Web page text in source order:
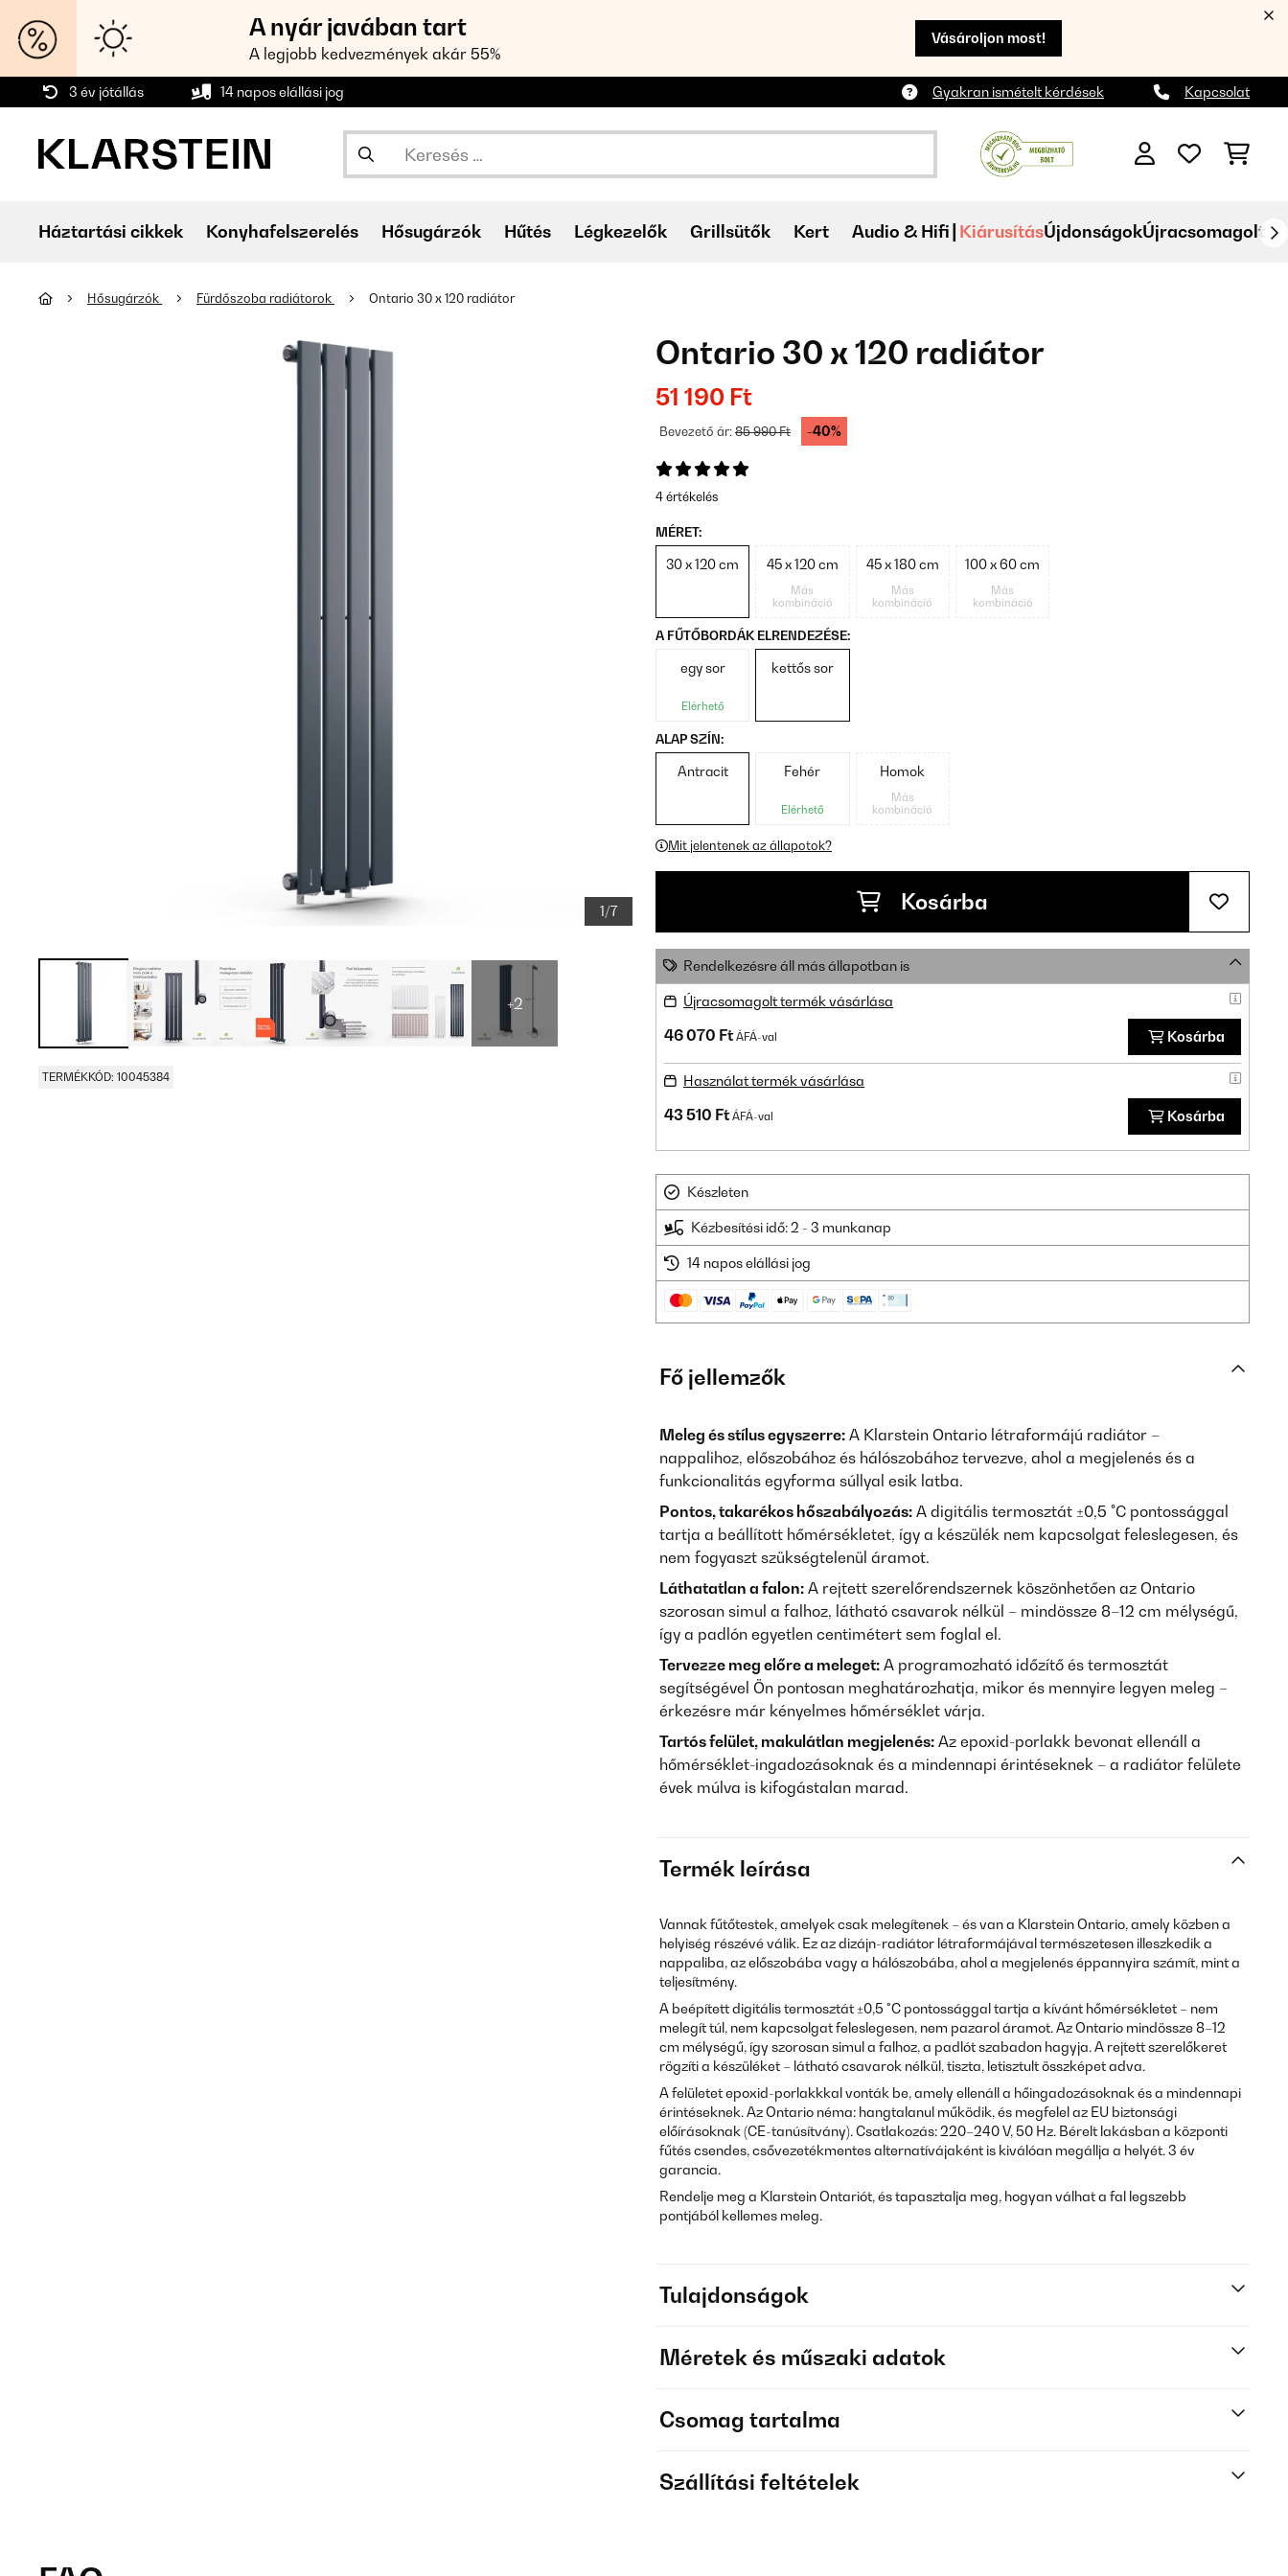
A nyár javában tart
A legjobb kedvezmények akár 55%
Vásároljon most!
3 év jótállás 14 napos elállási jog Gyakran ismételt kérdések Kapcsolat
Háztartási cikkek Konyhafelszerelés Hősugárzók Hűtés Légkezelők Grillsütők Kert Audio & Hifi KiárusításÚjdonságokÚjracsomagolt
Hősugárzók Fürdőszoba radiátorok Ontario 30 x 120 radiátor
1/7
+2
TERMÉKKÓD: 10045384
Ontario 30 x 120 radiátor
51 190 Ft
Bevezető ár:85 990 Ft -40%
4 értékelés
MÉRET:
30 x 120 cm 45 x 120 cm
Más
kombináció
45 x 180 cm
Más
kombináció
100 x 60 cm
Más
kombináció
A FŰTŐBORDÁK ELRENDEZÉSE:
egy sor
Elérhető
kettős sor
ALAP SZÍN:
Antracit Fehér
Elérhető
Homok
Más
kombináció
Mit jelentenek az állapotok?
Kosárba
Rendelkezésre áll más állapotban is
Újracsomagolt termék vásárlása
46 070 Ft ÁFÁ-val Kosárba
Használat termék vásárlása
43 510 Ft ÁFÁ-val Kosárba
Készleten
Kézbesítési idő: 2 - 3 munkanap
14 napos elállási jog
Fő jellemzők
Meleg és stílus egyszerre: A Klarstein Ontario létraformájú radiátor –
nappalihoz, előszobához és hálószobához tervezve, ahol a megjelenés és a
funkcionalitás egyforma súllyal esik latba.
Pontos, takarékos hőszabályozás: A digitális termosztát ±0,5 °C pontossággal
tartja a beállított hőmérsékletet, így a készülék nem kapcsolgat feleslegesen, és
nem fogyaszt szükségtelenül áramot.
Láthatatlan a falon: A rejtett szerelőrendszernek köszönhetően az Ontario
szorosan simul a falhoz, látható csavarok nélkül – mindössze 8–12 cm mélységű,
így a padlón egyetlen centimétert sem foglal el.
Tervezze meg előre a meleget: A programozható időzítő és termosztát
segítségével Ön pontosan meghatározhatja, mikor és mennyire legyen meleg –
érkezésre már kényelmes hőmérséklet várja.
Tartós felület, makulátlan megjelenés: Az epoxid-porlakk bevonat ellenáll a
hőmérséklet-ingadozásoknak és a mindennapi érintéseknek – a radiátor felülete
évek múlva is kifogástalan marad.
Termék leírása
Vannak fűtőtestek, amelyek csak melegítenek – és van a Klarstein Ontario, amely közben a
helyiség részévé válik. Ez az dizájn-radiátor létraformájával természetesen illeszkedik a
nappaliba, az előszobába vagy a hálószobába, ahol a megjelenés éppannyira számít, mint a
teljesítmény.
A beépített digitális termosztát ±0,5 °C pontossággal tartja a kívánt hőmérsékletet – nem
melegít túl, nem kapcsolgat feleslegesen, nem pazarol áramot. Az Ontario mindössze 8–12
cm mélységű, így szorosan simul a falhoz, a padlót szabadon hagyja. A rejtett szerelőkeret
rögzíti a készüléket – látható csavarok nélkül, tiszta, letisztult összképet adva.
A felületet epoxid-porlakkkal vonták be, amely ellenáll a hőingadozásoknak és a mindennapi
érintéseknek. Az Ontario néma: hangtalanul működik, és megfelel az EU biztonsági
előírásoknak (CE-tanúsítvány). Csatlakozás: 220–240 V, 50 Hz. Bérelt lakásban a központi
fűtés csendes, csővezetékmentes alternatívájaként is kiválóan megállja a helyét. 3 év
garancia.
Rendelje meg a Klarstein Ontariót, és tapasztalja meg, hogyan válhat a fal legszebb
pontjából kellemes meleg.
Tulajdonságok
Méretek és műszaki adatok
Csomag tartalma
Szállítási feltételek